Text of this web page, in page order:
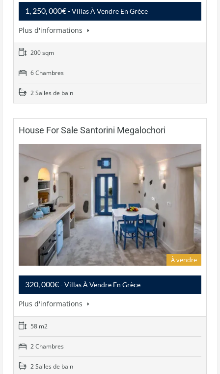
1, 250, 000€- Villas À Vendre En Grèce
Plus d'informations
200 sqm
6 Chambres
2 Salles de bain
House For Sale Santorini Megalochori
À vendre
320, 000€- Villas À Vendre En Grèce
Plus d'informations
58 m2
2 Chambres
2 Salles de bain